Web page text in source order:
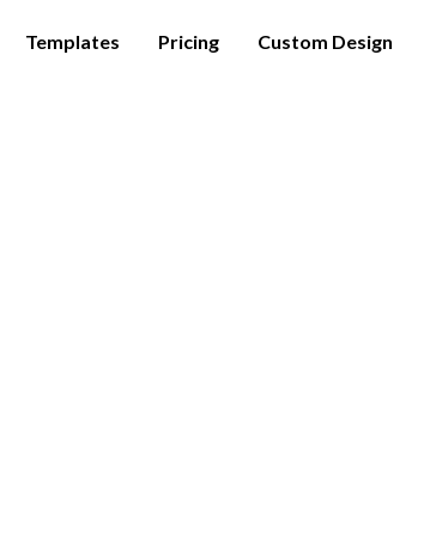
Templates Pricing Custom Design